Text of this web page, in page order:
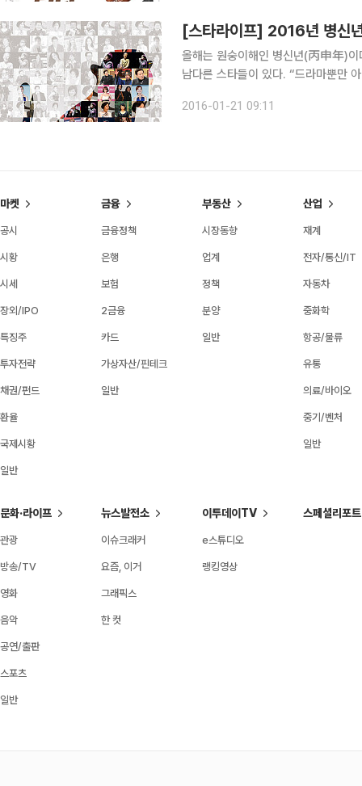
[스타라이프] 2016년 병신
올해는 원숭이해인 병신년(丙申年)
남다른 스타들이 있다. “드라마뿐만 아니라 예능 프로그램도 하니 젊은 친구들이 좋아해 기분이 좋
다는 생각이 들어요.”(백일섭), “올해
2016-01-21 09:11
마켓
공시
시황
시세
장외/IPO
특징주
투자전략
채권/펀드
환율
국제시황
일반
금융
금융정책
은행
보험
2금융
카드
가상자산/핀테크
일반
부동산
시장동향
업계
정책
분양
일반
산업
재계
전자/통신/IT
자동차
중화학
항공/물류
유통
의료/바이오
중기/벤처
일반
문화·라이프
관광
방송/TV
영화
음악
공연/출판
스포츠
일반
뉴스발전소
이슈크래커
요즘, 이거
그래픽스
한 컷
이투데이TV
e스튜디오
랭킹영상
스페셜리포트